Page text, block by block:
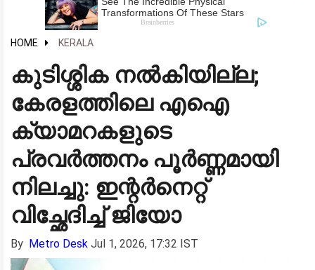
HOME KERALA
കുടിശ്ശിക നൽകിയില്ല;
കേരളത്തിലെ എഐ
ക്യാമറകളുടെ
പ്രവർത്തനം പൂർണ്ണമായി
നിലച്ചു: ഇന്റർനെറ്റ്
വിച്ഛേദിച്ച് ജിയോ
By Metro Desk Jul 1, 2026, 17:32 IST